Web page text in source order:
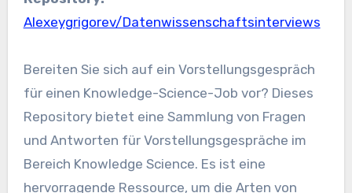
Alexeygrigorev/Datenwissenschaftsinterviews
Bereiten Sie sich auf ein Vorstellungsgespräch
für einen Knowledge-Science-Job vor? Dieses
Repository bietet eine Sammlung von Fragen
und Antworten für Vorstellungsgespräche im
Bereich Knowledge Science. Es ist eine
hervorragende Ressource, um die Arten von